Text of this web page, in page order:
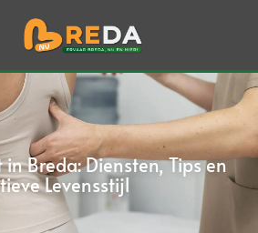
Breda: Diensten, Tips en
Levensstijl